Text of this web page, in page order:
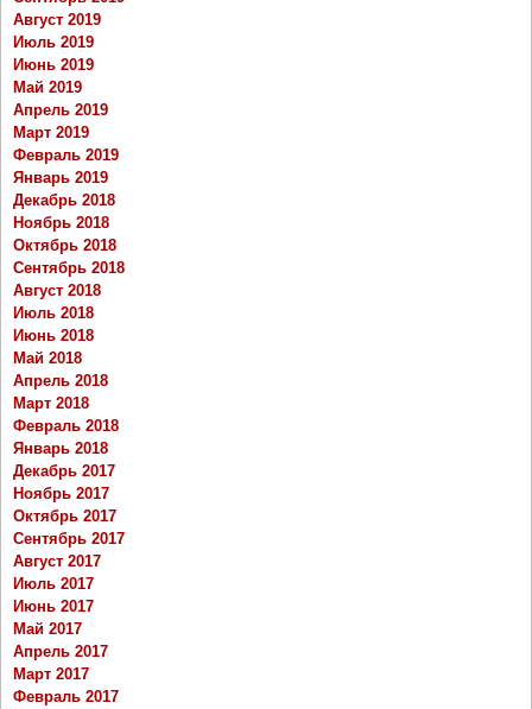
Август 2019
Июль 2019
Июнь 2019
Май 2019
Апрель 2019
Март 2019
Февраль 2019
Январь 2019
Декабрь 2018
Ноябрь 2018
Октябрь 2018
Сентябрь 2018
Август 2018
Июль 2018
Июнь 2018
Май 2018
Апрель 2018
Март 2018
Февраль 2018
Январь 2018
Декабрь 2017
Ноябрь 2017
Октябрь 2017
Сентябрь 2017
Август 2017
Июль 2017
Июнь 2017
Май 2017
Апрель 2017
Март 2017
Февраль 2017